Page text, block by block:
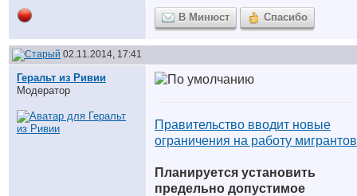
В Минюст Спасибо
02.11.2014, 17:41
Геральт из Ривии
Модератор
Правительство вводит новые
ограничения на работу мигрантов
Планируется установить
предельно допустимое